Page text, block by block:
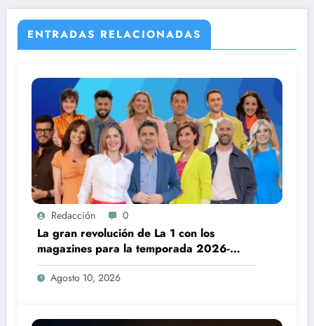
ENTRADAS RELACIONADAS
Redacción 0
La gran revolución de La 1 con los
magazines para la temporada 2026-
2027
Agosto 10, 2026